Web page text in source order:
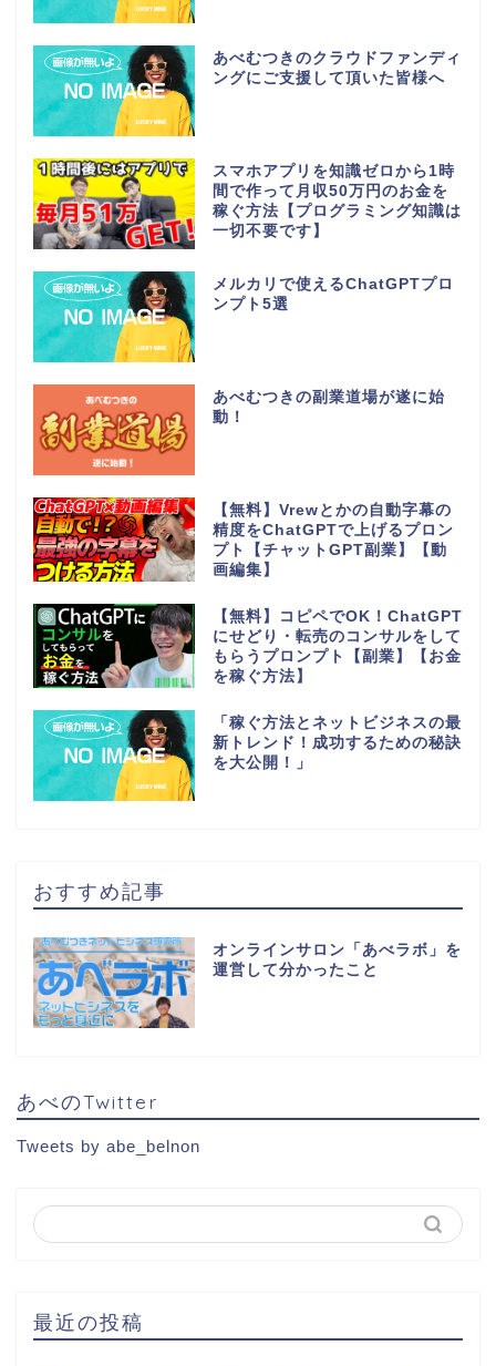
あべむつきのクラウドファンディ
ングにご支援して頂いた皆様へ
スマホアプリを知識ゼロから1時
間で作って月収50万円のお金を
稼ぐ方法【プログラミング知識は
一切不要です】
メルカリで使えるChatGPTプロ
ンプト5選
あべむつきの副業道場が遂に始
動！
【無料】Vrewとかの自動字幕の
精度をChatGPTで上げるプロン
プト【チャットGPT副業】【動
画編集】
【無料】コピペでOK！ChatGPT
にせどり・転売のコンサルをして
もらうプロンプト【副業】【お金
を稼ぐ方法】
「稼ぐ方法とネットビジネスの最
新トレンド！成功するための秘訣
を大公開！」
おすすめ記事
オンラインサロン「あべラボ」を
運営して分かったこと
あべのTwitter
Tweets by abe_belnon
最近の投稿